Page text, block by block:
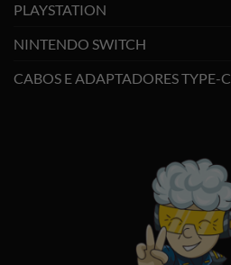
PLAYSTATION
NINTENDO SWITCH
CABOS E ADAPTADORES TYPE-C